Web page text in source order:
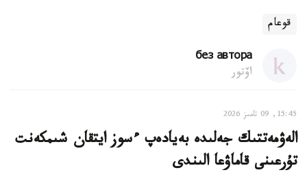
قوعام
без автора
اۆتور
15:45, 09 تامىز 2026
الەۋمەتتىك جەلىدە بەيادەپ ءسوز ايتقان شىمكەنت
تۇرعىنى قاماۋعا الىندى